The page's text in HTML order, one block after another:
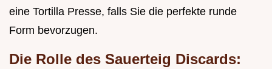
eine Tortilla Presse, falls Sie die perfekte runde
Form bevorzugen.
Die Rolle des Sauerteig Discards: